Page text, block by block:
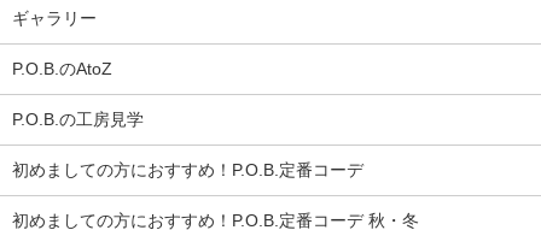
ギャラリー
P.O.B.のAtoZ
P.O.B.の工房見学
初めましての方におすすめ！P.O.B.定番コーデ
初めましての方におすすめ！P.O.B.定番コーデ 秋・冬